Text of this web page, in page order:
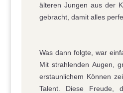
älteren Jungen aus der
gebracht, damit alles
Was dann folgte, war
Mit strahlenden Augen,
erstaunlichem Können
Talent. Diese Freude,